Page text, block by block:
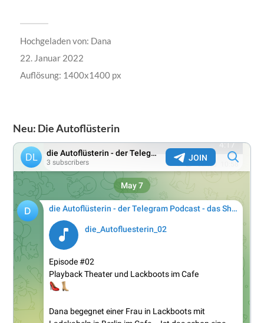
Hochgeladen von: Dana
22. Januar 2022
Auflösung: 1400x1400 px
Neu: Die Autoflüsterin